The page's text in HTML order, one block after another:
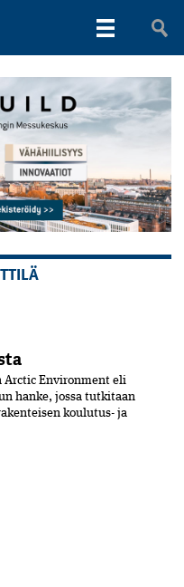
Arctic Environment eli
hanke, jossa tutkitaan
koulutus- ja